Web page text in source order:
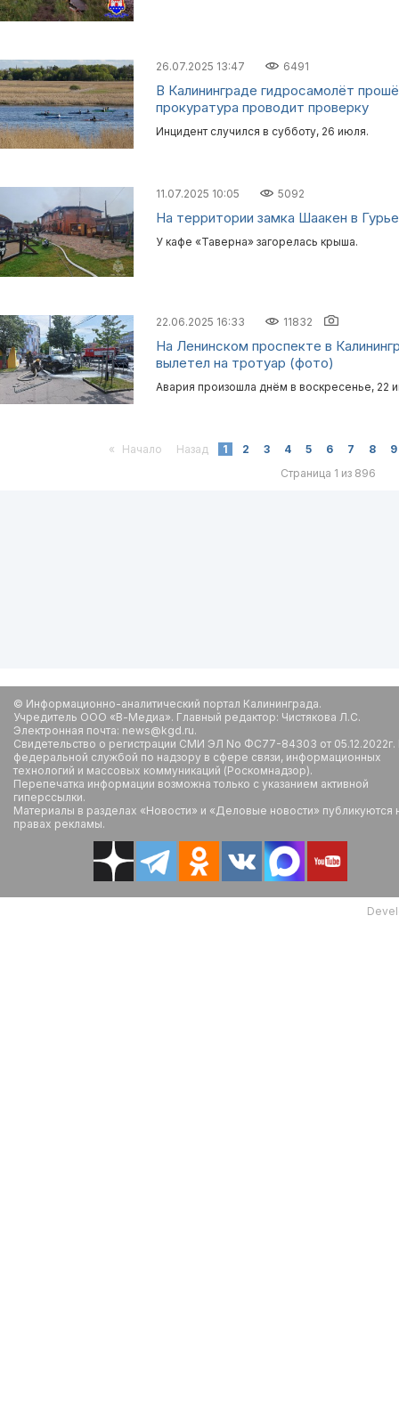
26.07.2025 13:47 6491
В Калининграде гидросамолёт
прокуратура проводит проверку
Инцидент случился в субботу, 26 июля.
11.07.2025 10:05 5092
На территории замка Шаакен в
У кафе «Таверна» загорелась крыша.
22.06.2025 16:33 11832
На Ленинском проспекте в
вылетел на тротуар (фото)
Авария произошла днём в воскресенье, 22
« Начало Назад 1 2 3 4 5 6 7 8
9
Страница 1 из 896
© Информационно-аналитический портал Калининграда.
Учредитель ООО «В-Медиа». Главный редактор: Чистякова Л.С.
Электронная почта: news@kgd.ru.
Свидетельство о регистрации СМИ ЭЛ No ФС77-84303 от
федеральной службой по надзору в сфере связи, информационных
технологий и массовых коммуникаций (Роскомнадзор).
Перепечатка информации возможна только с указанием активной
гиперссылки.
Материалы в разделах «Новости» и «Деловые новости» публикуются
правах рекламы.